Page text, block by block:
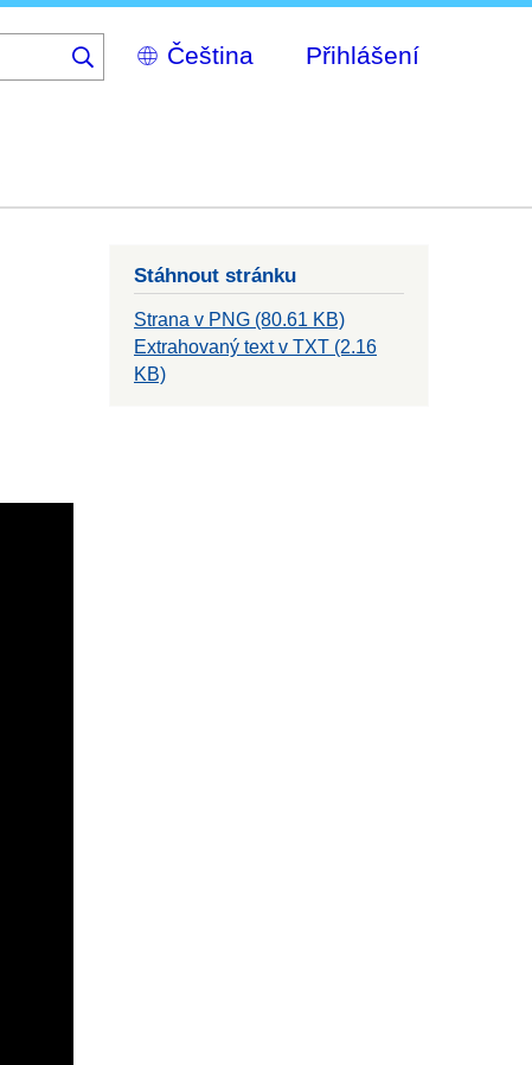
Select
your
Přihlášení
Stáhnout stránku
Strana v PNG (80.61 KB)
Extrahovaný text v TXT (2.16
KB)